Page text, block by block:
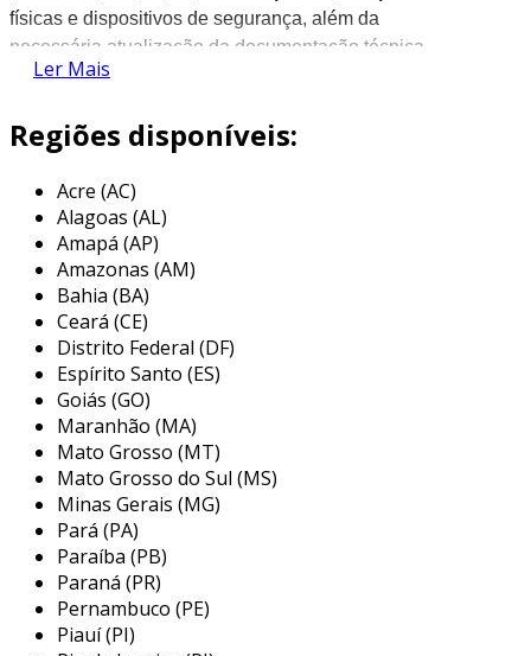
físicas e dispositivos de segurança, além da
necessária atualização da documentação técnica.
a capacitação dos operadores é fundamental
cientes dos procedimentos de segurança a serem
acidentes e garantir que as máquinas operem em
conformidade com os requisitos legais e técnicos,
promovendo um ambiente mais seguro.
wengautengenharia, localizada em bauru, são
paulo, se destaca como prestadora de serviços
especializada em soluções industriais. com uma
trajetória de mais de 20 anos, a empresa oferece
um portfólio diversificado que inclui serviços de
manutenção, engenharia e fabricação de
máquinas. o compromisso com alta qualidade e a
adequação às normas de segurança, como a nr-
12, são pilares da sua atuação. entre as soluções
disponibilizadas, a empresa realiza automação
industrial, desenvolvimento de máquinas
personalizadas e criação de projetos elétricos e
mecânicos, sempre buscando atender às
Ler Mais
Regiões disponíveis:
Acre (AC)
Alagoas (AL)
Amapá (AP)
Amazonas (AM)
Bahia (BA)
Ceará (CE)
Distrito Federal (DF)
Espírito Santo (ES)
Goiás (GO)
Maranhão (MA)
Mato Grosso (MT)
Mato Grosso do Sul (MS)
Minas Gerais (MG)
Pará (PA)
Paraíba (PB)
Paraná (PR)
Pernambuco (PE)
Piauí (PI)